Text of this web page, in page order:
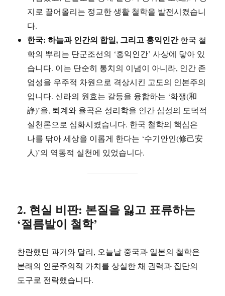
지로 끌어올리는 정교한 생활 철학을 발전시켰습니
다.
한국: 하늘과 인간의 합일, 그리고 홍익인간한국 철
학의 뿌리는 단군조선의 ‘홍익인간’ 사상에 닿아 있
습니다. 이는 단순히 통치의 이념이 아니라, 인간 존
엄성을 우주적 차원으로 격상시킨 고도의 인본주의
입니다. 신라의 원효는 갈등을 융합하는 ‘화쟁(和
諍)’을, 퇴계와 율곡은 성리학을 인간 심성의 도덕적
실천론으로 심화시켰습니다. 한국 철학의 핵심은
나를 닦아 세상을 이롭게 한다는 ‘수기안인(修己安
人)’의 역동적 실천에 있었습니다.
2. 현실 비판: 본질을 잃고 표류하는
‘절름발이 철학’
찬란했던 과거와 달리, 오늘날 중국과 일본의 철학은
본래의 인문주의적 가치를 상실한 채 권력과 집단의
도구로 전락했습니다.